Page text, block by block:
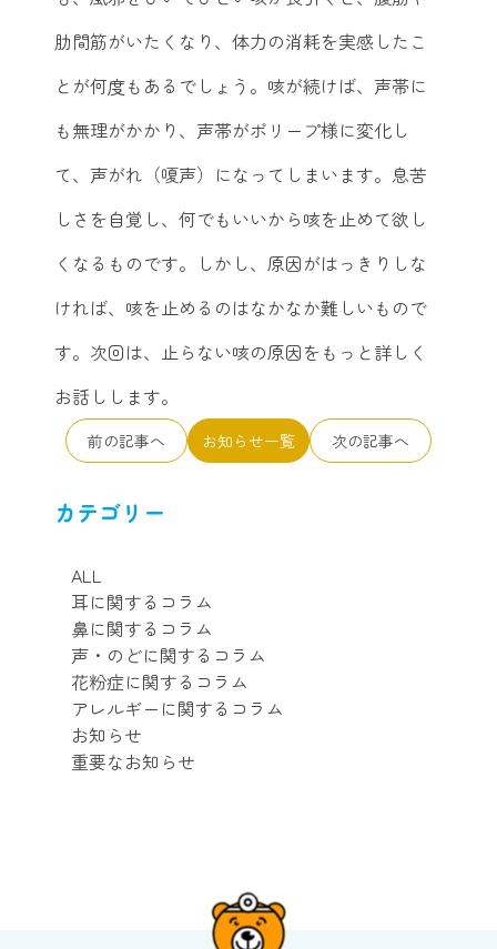
肋間筋がいたくなり、体力の消耗を実感したこ
とが何度もあるでしょう。咳が続けば、声帯に
も無理がかかり、声帯がポリープ様に変化し
て、声がれ（嗄声）になってしまいます。息苦
しさを自覚し、何でもいいから咳を止めて欲し
くなるものです。しかし、原因がはっきりしな
ければ、咳を止めるのはなかなか難しいもので
す。次回は、止らない咳の原因をもっと詳しく
お話しします。
前の記事へ お知らせ一覧 次の記事へ
カテゴリー
ALL
耳に関するコラム
鼻に関するコラム
声・のどに関するコラム
花粉症に関するコラム
アレルギーに関するコラム
お知らせ
重要なお知らせ